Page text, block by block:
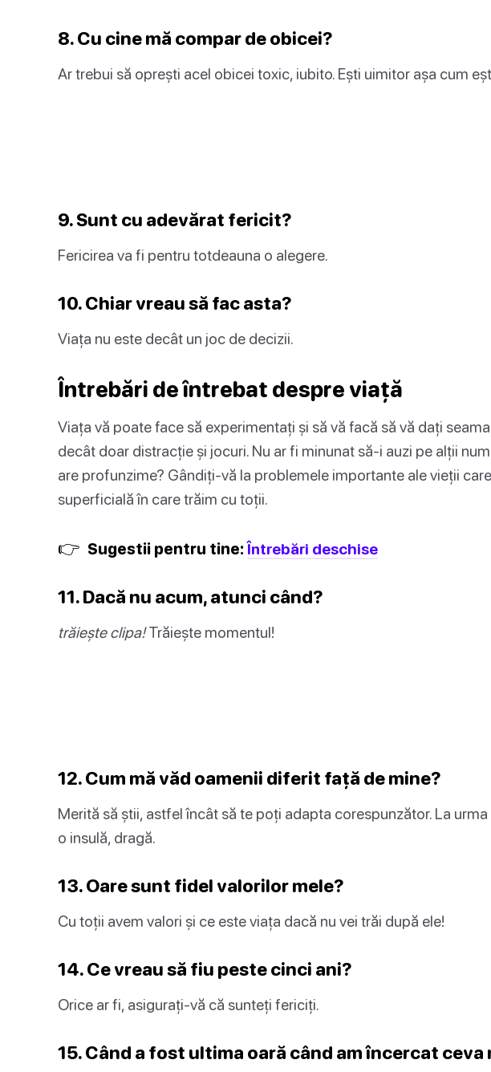
8. Cu cine mă compar de obicei?
Ar trebui să oprești acel obicei toxic, iubito. Ești uimitor așa cum
9. Sunt cu adevărat fericit?
Fericirea va fi pentru totdeauna o alegere.
10. Chiar vreau să fac asta?
Viața nu este decât un joc de decizii.
Întrebări de întrebat despre viață
Viața vă poate face să experimentați și să vă facă să vă dați
decât doar distracție și jocuri. Nu ar fi minunat să-i auzi pe alții
are profunzime? Gândiți-vă la problemele importante ale vieții
superficială în care trăim cu toții.
👉 Sugestii pentru tine:Întrebări deschise
11. Dacă nu acum, atunci când?
trăiește clipa!Trăiește momentul!
12. Cum mă văd oamenii diferit față de mine?
Merită să știi, astfel încât să te poți adapta corespunzător. La
o insulă, dragă.
13. Oare sunt fidel valorilor mele?
Cu toții avem valori și ce este viața dacă nu vei trăi după ele!
14. Ce vreau să fiu peste cinci ani?
Orice ar fi, asigurați-vă că sunteți fericiți.
15. Când a fost ultima oară când am încercat ceva